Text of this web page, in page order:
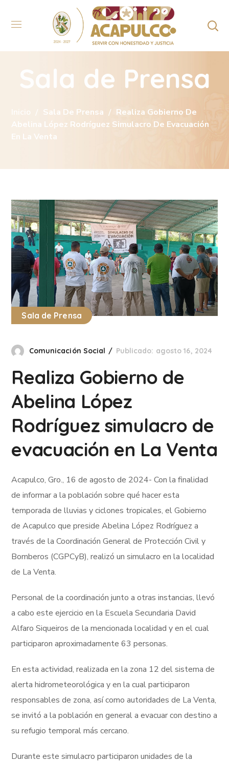
Sala de Prensa
Inicio Sala De Prensa
Realiza Gobierno De
Abelina López Rodríguez Simulacro De Evacuación
En La Venta
Sala de Prensa
Comunicación Social Publicado: agosto 16, 2024
Realiza Gobierno de
Abelina López
Rodríguez simulacro de
evacuación en La Venta
Acapulco, Gro., 16 de agosto de 2024- Con la finalidad
de informar a la población sobre qué hacer esta
temporada de lluvias y ciclones tropicales, el Gobierno
de Acapulco que preside Abelina López Rodríguez a
través de la Coordinación General de Protección Civil y
Bomberos (CGPCyB), realizó un simulacro en la localidad
de La Venta.
Personal de la coordinación junto a otras instancias, llevó
a cabo este ejercicio en la Escuela Secundaria David
Alfaro Siqueiros de la mencionada localidad y en el cual
participaron aproximadamente 63 personas.
En esta actividad, realizada en la zona 12 del sistema de
alerta hidrometeorológica y en la cual participaron
responsables de zona, así como autoridades de La Venta,
se invitó a la población en general a evacuar con destino a
su refugio temporal más cercano.
Durante este simulacro participaron unidades de la